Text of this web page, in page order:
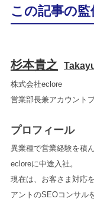
この記事の監
杉本貴之
株式会社eclore
営業部長兼アカウント
プロフィール
異業種で営業経験を積
ecloreに中途入社。
現在は、お客さま対応
アントのSEOコンサル